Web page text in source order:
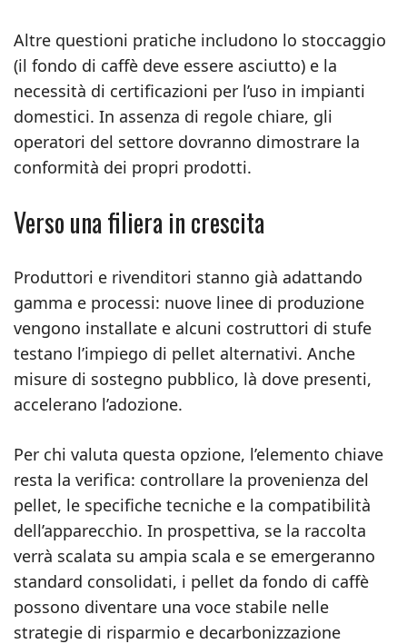
Altre questioni pratiche includono lo stoccaggio
(il fondo di caffè deve essere asciutto) e la
necessità di certificazioni per l’uso in impianti
domestici. In assenza di regole chiare, gli
operatori del settore dovranno dimostrare la
conformità dei propri prodotti.
Verso una filiera in crescita
Produttori e rivenditori stanno già adattando
gamma e processi: nuove linee di produzione
vengono installate e alcuni costruttori di stufe
testano l’impiego di pellet alternativi. Anche
misure di sostegno pubblico, là dove presenti,
accelerano l’adozione.
Per chi valuta questa opzione, l’elemento chiave
resta la verifica: controllare la provenienza del
pellet, le specifiche tecniche e la compatibilità
dell’apparecchio. In prospettiva, se la raccolta
verrà scalata su ampia scala e se emergeranno
standard consolidati, i pellet da fondo di caffè
possono diventare una voce stabile nelle
strategie di risparmio e decarbonizzazione